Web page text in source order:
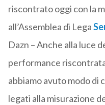
riscontrato oggi con la
all’Assemblea di Lega
Dazn – Anche alla luce
performance
abbiamo avuto modo
legati alla misurazione